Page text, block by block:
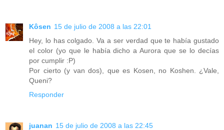
Kôsen 15 de julio de 2008 a las 22:01
Hey, lo has colgado. Va a ser verdad que te había gustado
el color (yo que le había dicho a Aurora que se lo decías
por cumplir :P)
Por cierto (y van dos), que es Kosen, no Koshen. ¿Vale,
Queni?
Responder
juanan 15 de julio de 2008 a las 22:45